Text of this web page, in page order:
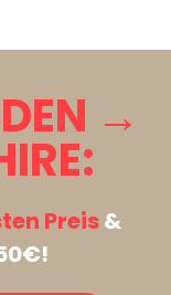
→
Preis&